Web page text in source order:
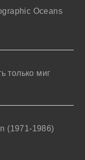
Oceans
только миг
(1971-1986)